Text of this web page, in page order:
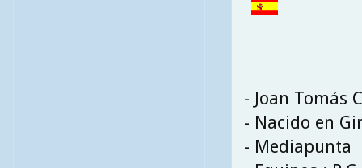
- Joan Tomás
- Nacido en
- Mediapunta